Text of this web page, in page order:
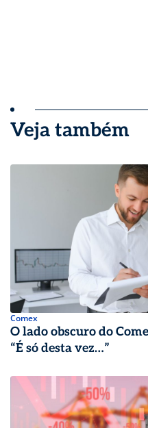
Veja também
Comex
O lado obscuro do
“É só desta vez…”